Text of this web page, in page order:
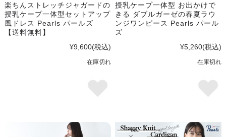
楽ちんストレッチジャガードの
授乳ケープ一体型セットアップ
風ドレス Pearls パールズ
【送料無料】
¥9,600(税込)
在庫切れ
授乳ケープ一体型 お出かけで
きる ダブルガーゼの春夏ラウ
ンジワンピース Pearls パール
ズ
¥5,260(税込)
在庫切れ